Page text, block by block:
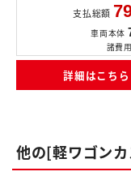
支払総額
車両本体
諸費用
詳細はこちら
他の[軽ワゴン